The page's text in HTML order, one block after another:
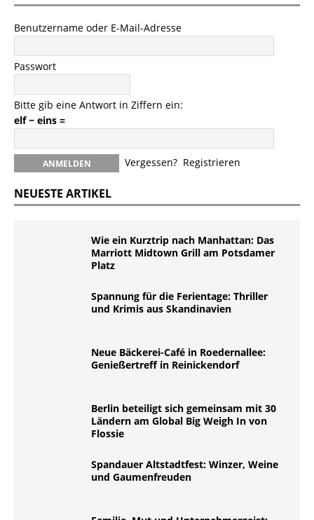
Benutzername oder E-Mail-Adresse
Passwort
Bitte gib eine Antwort in Ziffern ein:
elf − eins =
Vergessen? Registrieren
NEUESTE ARTIKEL
Wie ein Kurztrip nach Manhattan: Das
Marriott Midtown Grill am Potsdamer
Platz
Spannung für die Ferientage: Thriller
und Krimis aus Skandinavien
Neue Bäckerei-Café in Roedernallee:
Genießertreff in Reinickendorf
Berlin beteiligt sich gemeinsam mit 30
Ländern am Global Big Weigh In von
Flossie
Spandauer Altstadtfest: Winzer, Weine
und Gaumenfreuden